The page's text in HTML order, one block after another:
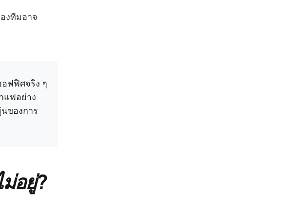
งทีมอาจ
ฟฟิศจริง ๆ
แฟอย่าง
ของการ
อยู่?